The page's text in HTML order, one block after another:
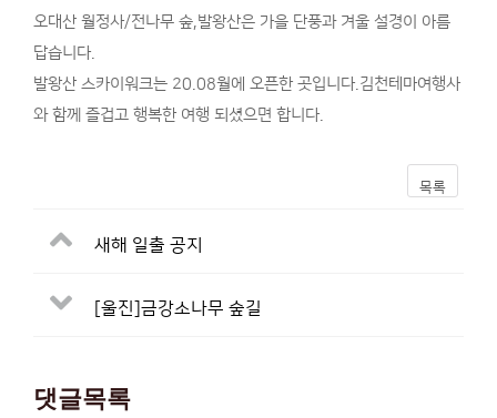
오대산 월정사/전나무 숲,발왕산은 가을 단풍과 겨울 설경이 아름
답습니다.
​발왕산 스카이워크는 20.08월에 오픈한 곳입니다.김천테마여행사
와 함께 즐겁고 행복한 여행 되셨으면 합니다.
목록
새해 일출 공지
[울진]금강소나무 숲길
댓글목록